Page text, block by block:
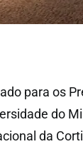
para os
do
da